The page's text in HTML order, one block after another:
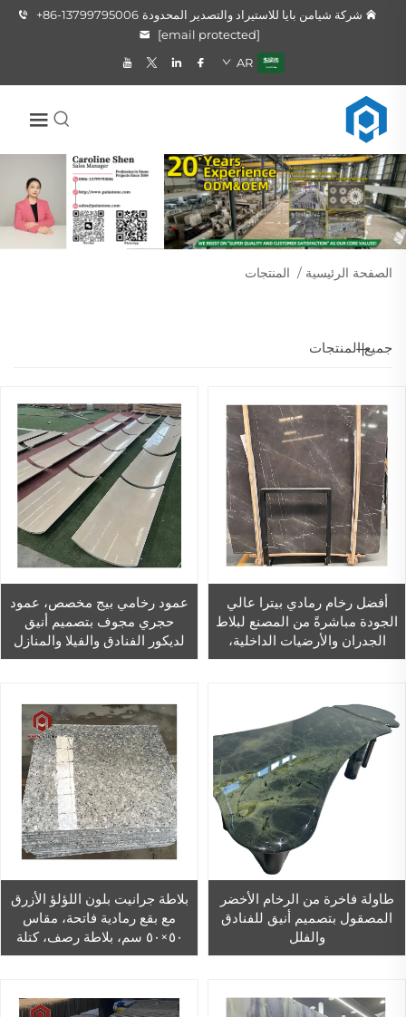
شركة شيامن بايا للاستيراد والتصدير المحدودة +86-13799795006
[email protected]
AR
الصفحة الرئيسية / المنتجات
جميع المنتجات
أفضل رخام رمادي بيترا عالي
الجودة مباشرةً من المصنع لبلاط
الجدران والأرضيات الداخلية،
بالجملة: بلاط رمادي من الرخام
عمود رخامي بيج مخصص، عمود
حجري مجوف بتصميم أنيق
لديكور الفنادق والفيلا والمنازل
طاولة فاخرة من الرخام الأخضر
المصقول بتصميم أنيق للفنادق
والفلل
بلاطة جرانيت بلون اللؤلؤ الأزرق
مع بقع رمادية فاتحة، مقاس
٥٠×٥٠ سم، بلاطة رصف، كتلة
جرانيت رمادية مشتعلة